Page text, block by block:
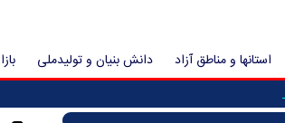
استانها و مناطق آزاد دانش بنیان و تولیدملی
به _